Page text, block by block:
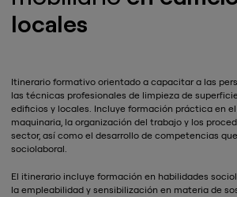
locales
Itinerario formativo orientado a capacitar a las
las técnicas profesionales de limpieza de
edificios y locales. Incluye formación práctica en
maquinaria, la organización del trabajo y los
sector, así como el desarrollo de competencias
sociolaboral.
El itinerario incluye formación en habilidades
la empleabilidad y sensibilización en materia de